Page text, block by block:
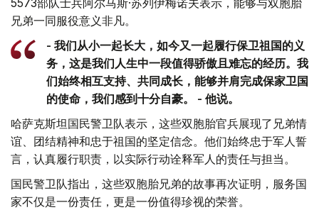
5573部队士兵阿尔马斯·苏列伊梅诺夫表示，能够与双胞胎
兄弟一同服役意义非凡。
- 我们从小一起长大，如今又一起履行保卫祖国的义
务，这是我们人生中一段值得骄傲且难忘的经历。我
们始终相互支持、共同成长，能够并肩完成保家卫国
的使命，我们感到十分自豪。 - 他说。
哈萨克斯坦国民警卫队表示，这些双胞胎官兵展现了兄弟情
谊、团结精神和忠于祖国的坚定信念。他们始终忠于军人誓
言，认真履行职责，以实际行动诠释军人的责任与担当。
国民警卫队指出，这些双胞胎兄弟的故事再次证明，服务国
家不仅是一份责任，更是一份值得珍视的荣誉。